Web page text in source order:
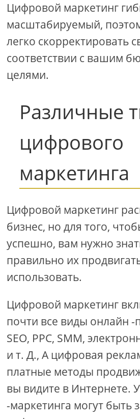
Цифровой маркетинг
масштабируемый,
легко скорректировать
соответствии с вашим
целями.
Различные
цифрового
маркетинга
Цифровой маркетинг
бизнес, но для того,
успешно, вам нужно
правильно их
использовать.
Цифровой маркетинг
почти все виды онлайн
SEO, PPC, SMM,
и т. Д., А цифровая
платные методы
вы видите в Интернете.
-маркетинга могут быть